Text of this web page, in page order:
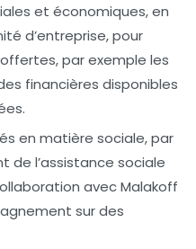
et économiques, en
d’entreprise, pour
par exemple les
financières disponibles
en matière sociale, par
de l’assistance sociale
avec Malakoff
sur des